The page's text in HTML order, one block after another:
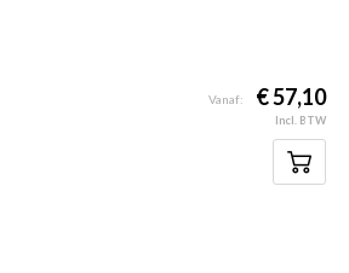
Vanaf: € 57,10
Incl. BTW